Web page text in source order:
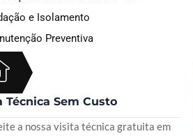
e Isolamento
Preventiva
Técnica Sem Custo
a nossa visita técnica gratuita em